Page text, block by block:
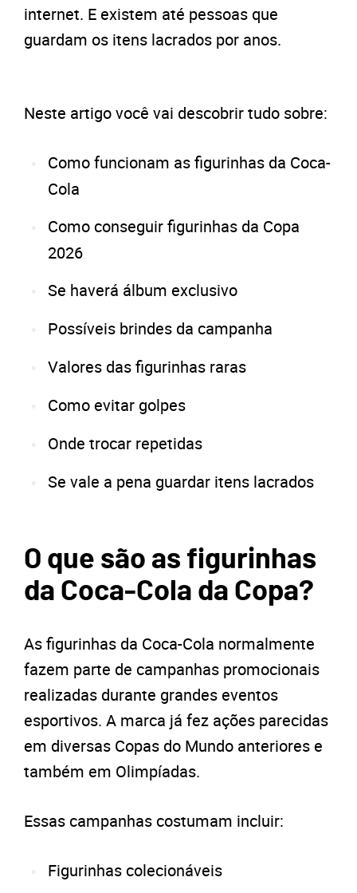
internet. E existem até pessoas que
guardam os itens lacrados por anos.
Neste artigo você vai descobrir tudo sobre:
Como funcionam as figurinhas da Coca-
Cola
Como conseguir figurinhas da Copa
2026
Se haverá álbum exclusivo
Possíveis brindes da campanha
Valores das figurinhas raras
Como evitar golpes
Onde trocar repetidas
Se vale a pena guardar itens lacrados
O que são as figurinhas
da Coca-Cola da Copa?
As figurinhas da Coca-Cola normalmente
fazem parte de campanhas promocionais
realizadas durante grandes eventos
esportivos. A marca já fez ações parecidas
em diversas Copas do Mundo anteriores e
também em Olimpíadas.
Essas campanhas costumam incluir:
Figurinhas colecionáveis